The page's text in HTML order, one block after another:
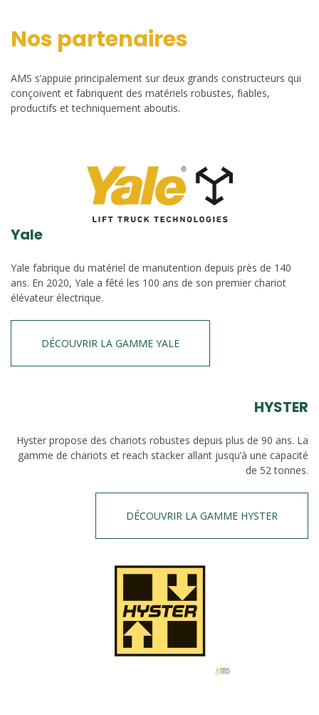
Nos partenaires
AMS s’appuie principalement sur deux grands constructeurs qui
conçoivent et fabriquent des matériels robustes, fiables,
productifs et techniquement aboutis.
Yale
Yale fabrique du matériel de manutention depuis près de 140
ans. En 2020, Yale a fêté les 100 ans de son premier chariot
élévateur électrique.
DÉCOUVRIR LA GAMME YALE
HYSTER
Hyster propose des chariots robustes depuis plus de 90 ans. La
gamme de chariots et reach stacker allant jusqu’à une capacité
de 52 tonnes.
DÉCOUVRIR LA GAMME HYSTER